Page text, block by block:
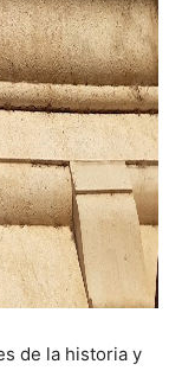
de la historia y